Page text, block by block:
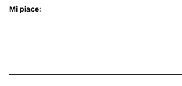
Mi piace: